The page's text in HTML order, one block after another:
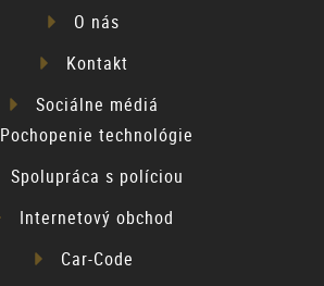
O nás
Kontakt
Sociálne médiá
Pochopenie technológie
Spolupráca s políciou
Internetový obchod
Car-Code